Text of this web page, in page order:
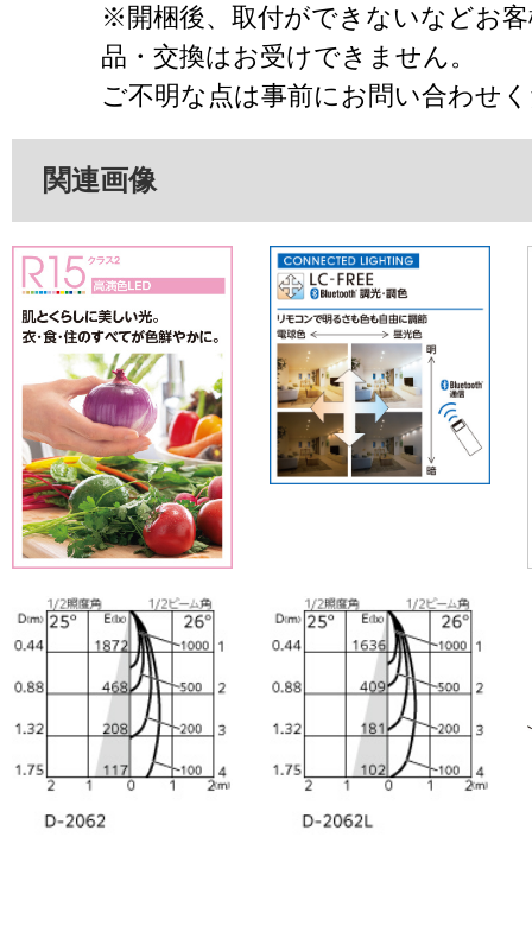
※開梱後、取付ができないなどお
品・交換はお受けできません。
ご不明な点は事前にお問い合わせ
関連画像